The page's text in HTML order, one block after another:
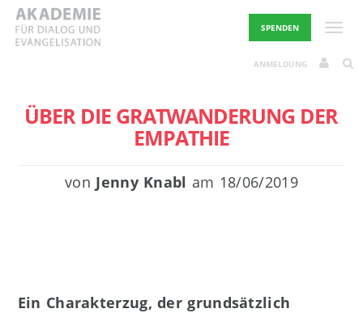
Skip
content
SPENDEN
ANMELDUNG
ÜBER DIE GRATWANDERUNG DER
EMPATHIE
von Jenny Knabl am 18/06/2019
Ein Charakterzug, der grundsätzlich